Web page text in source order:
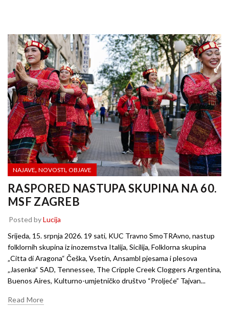
NAJAVE, NOVOSTI, OBJAVE
RASPORED NASTUPA SKUPINA NA 60.
MSF ZAGREB
Posted byLucija
Srijeda, 15. srpnja 2026. 19 sati, KUC Travno SmoTRAvno, nastup
folklornih skupina iz inozemstva Italija, Sicilija, Folklorna skupina
„Citta di Aragona“ Češka, Vsetín, Ansambl pjesama i plesova
„Jasenka“ SAD, Tennessee, The Cripple Creek Cloggers Argentina,
Buenos Aires, Kulturno-umjetničko društvo “Proljeće” Tajvan...
Read More